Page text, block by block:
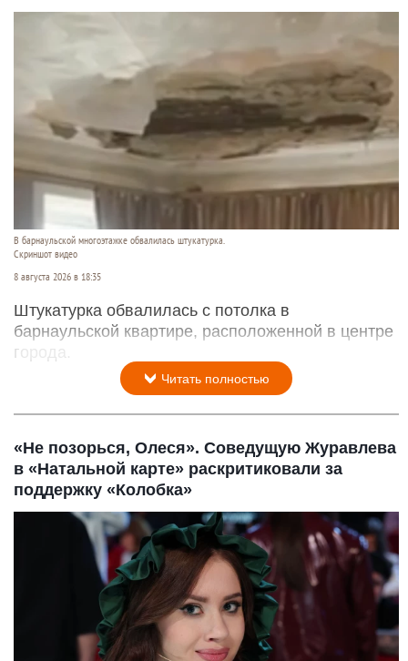
В барнаульской многоэтажке обвалилась штукатурка.
Скриншот видео
8 августа 2026 в 18:35
Штукатурка обвалилась с потолка в
барнаульской квартире, расположенной в центре
города.
Читать полностью
«Не позорься, Олеся». Соведущую Журавлева
в «Натальной карте» раскритиковали за
поддержку «Колобка»